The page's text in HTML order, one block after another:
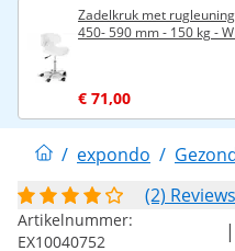
Zadelkruk met
450- 590 mm - 150 kg -
€ 71,00
/ expondo /
(2) Reviews
Artikelnummer:
EX10040752
|